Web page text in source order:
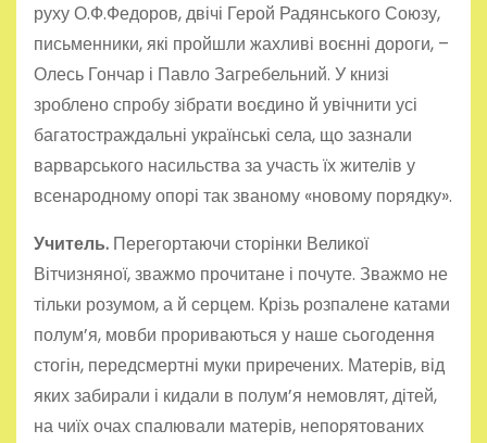
руху О.Ф.Федоров, двічі Герой Радянського Союзу,
письменники, які пройшли жахливі воєнні дороги, –
Олесь Гончар і Павло Загребельний. У книзі
зроблено спробу зібрати воєдино й увічнити усі
багатостраждальні українські села, що зазнали
варварського насильства за участь їх жителів у
всенародному опорі так званому «новому порядку».
Учитель. Перегортаючи сторінки Великої
Вітчизняної, зважмо прочитане і почуте. Зважмо не
тільки розумом, а й серцем. Крізь розпалене катами
полум’я, мовби прориваються у наше сьогодення
стогін, передсмертні муки приречених. Матерів, від
яких забирали і кидали в полум’я немовлят, дітей,
на чиїх очах спалювали матерів, непорятованих